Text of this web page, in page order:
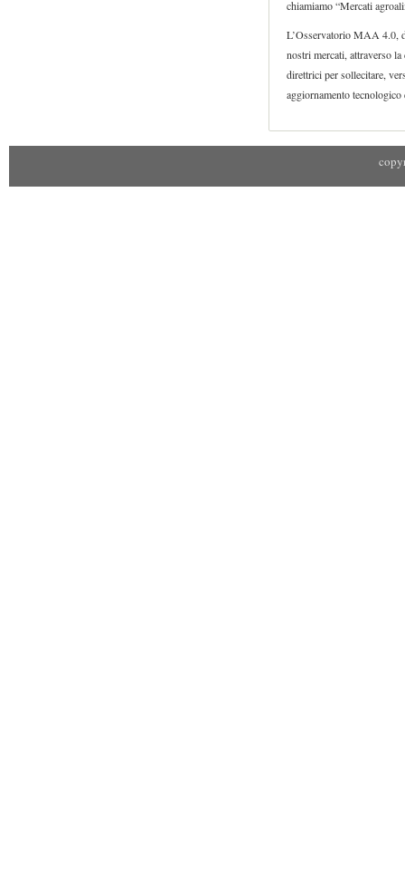
chiamiamo “Mercati
L’Osservatorio MAA 4.0,
nostri mercati, attraverso
direttrici per sollecitare,
aggiornamento